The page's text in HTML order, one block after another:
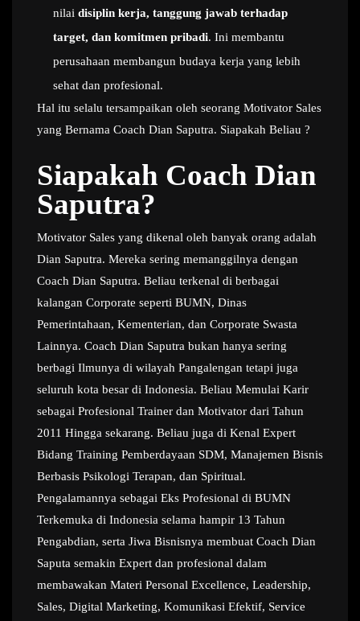
nilai disiplin kerja, tanggung jawab terhadap
target, dan komitmen pribadi. Ini membantu
perusahaan membangun budaya kerja yang lebih
sehat dan profesional.
Hal itu selalu tersampaikan oleh seorang Motivator Sales
yang Bernama Coach Dian Saputra. Siapakah Beliau ?
Siapakah Coach Dian
Saputra?
Motivator Sales yang dikenal oleh banyak orang adalah
Dian Saputra. Mereka sering memanggilnya dengan
Coach Dian Saputra. Beliau terkenal di berbagai
kalangan Corporate seperti BUMN, Dinas
Pemerintahaan, Kementerian, dan Corporate Swasta
Lainnya. Coach Dian Saputra bukan hanya sering
berbagi Ilmunya di wilayah Pangalengan tetapi juga
seluruh kota besar di Indonesia. Beliau Memulai Karir
sebagai Profesional Trainer dan Motivator dari Tahun
2011 Hingga sekarang. Beliau juga di Kenal Expert
Bidang Training Pemberdayaan SDM, Manajemen Bisnis
Berbasis Psikologi Terapan, dan Spiritual.
Pengalamannya sebagai Eks Profesional di BUMN
Terkemuka di Indonesia selama hampir 13 Tahun
Pengabdian, serta Jiwa Bisnisnya membuat Coach Dian
Saputa semakin Expert dan profesional dalam
membawakan Materi Personal Excellence, Leadership,
Sales, Digital Marketing, Komunikasi Efektif, Service